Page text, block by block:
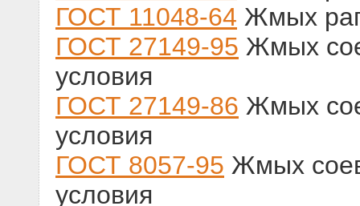
ГОСТ 11048-64 Жмых
ГОСТ 27149-95 Жмых
условия
ГОСТ 27149-86 Жмых
условия
ГОСТ 8057-95 Жмых
условия